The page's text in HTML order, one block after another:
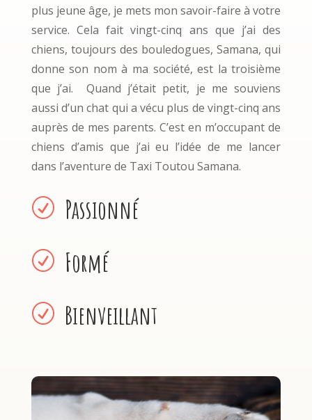
plus jeune âge, je mets mon savoir-faire à votre
service. Cela fait vingt-cinq ans que j’ai des
chiens, toujours des bouledogues, Samana, qui
donne son nom à ma société, est la troisième
que j’ai. Quand j’était petit, je me souviens
aussi d’un chat qui a vécu plus de vingt-cinq ans
auprès de mes parents. C’est en m’occupant de
chiens d’amis que j’ai eu l’idée de me lancer
dans l’aventure de Taxi Toutou Samana.
R Passionné
R Formé
R Bienveillant